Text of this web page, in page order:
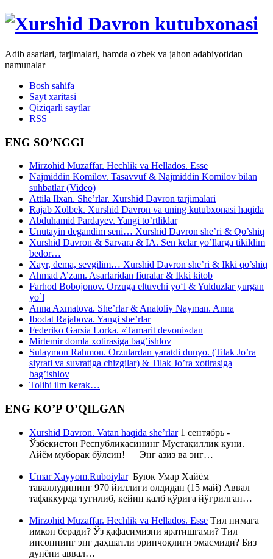
Adib asarlari, tarjimalari, hamda o'zbek va jahon adabiyotidan
namunalar
Bosh sahifa
Sayt xaritasi
Qiziqarli saytlar
RSS
ENG SO’NGGI
Mirzohid Muzaffar. Hechlik va Hellados. Esse
Najmiddin Komilov. Tasavvuf & Najmiddin Komilov bilan
suhbatlar (Video)
Attila Ilxan. She’rlar. Xurshid Davron tarjimalari
Rajab Xolbek. Xurshid Davron va uning kutubxonasi haqida
Abduhamid Pardayev. Yangi to’rtliklar
Unutayin degandim seni… Xurshid Davron she’ri & Qo’shiq
Xurshid Davron & Sarvara & IA. Sen kelar yo’llarga tikildim
bedor…
Xayr, dema, sevgilim… Xurshid Davron she’ri & Ikki qo’shiq
Ahmad A’zam. Asarlaridan fiqralar & Ikki kitob
Farhod Bobojonov. Orzuga eltuvchi yo‘l & Yulduzlar yurgan
yo`l
Anna Axmatova. She’rlar & Anatoliy Nayman. Anna
Ibodat Rajabova. Yangi she’rlar
Federiko Garsia Lorka. «Tamarit devoni»dan
Mirtemir domla xotirasiga bag’ishlov
Sulaymon Rahmon. Orzulardan yaratdi dunyo. (Tilak Jo’ra
siyrati va suvratiga chizgilar) & Tilak Jo’ra xotirasiga
bag’ishlov
Tolibi ilm kerak…
ENG KO’P O’QILGAN
Xurshid Davron. Vatan haqida she’rlar1 сентябрь -
Ўзбекистон Республикасининг Мустақиллик куни.
Айём муборак бўлсин! Энг азиз ва энг…
Umar Xayyom.RuboiylarБуюк Умар Хайём
таваллудининг 970 йиллиги олдидан (15 май) Аввал
тафаккурда туғилиб, кейин қалб қўрига йўғрилган…
Mirzohid Muzaffar. Hechlik va Hellados. Esse Тил нимага
имкон беради? Ўз қафасимизни яратишгами? Тил
инсоннинг энг даҳшатли эринчоқлиги эмасмиди? Биз
дунёни аввал…